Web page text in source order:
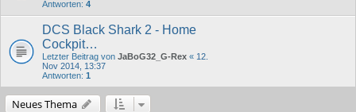
Antworten: 4
DCS Black Shark 2 - Home
Cockpit…
Letzter Beitrag von JaBoG32_G-Rex « 12.
Nov 2014, 13:37
Antworten: 1
Neues Thema